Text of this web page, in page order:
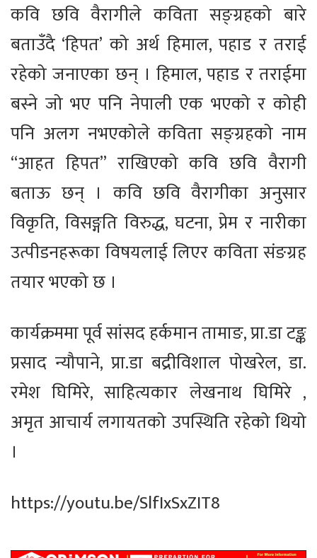
कवि छवि वैरागीले कविता सङ्ग्रहको बारे
बताउँदै ‘हिपत’ को अर्थ हिमाल, पहाड र तराई
रहेको जनाएका छन् । हिमाल, पहाड र तराईमा
बस्ने जो भए पनि नेपाली एक भएको र कोही
पनि अलग नभएकोले कविता सङ्ग्रहको नाम
“आहत हिपत” राखिएको कवि छवि वैरागी
बताऊ छन् । कवि छवि वैरागीका अनुसार
विकृति, विसङ्गति विरुद्ध, घटना, प्रेम र नारीका
उत्पीडनहरूका विषयलाई लिएर कविता संङग्रह
तयार भएको छ ।
कार्यक्रममा पूर्व सांसद हर्कमान तामाङ, प्रा.डा टङ्क
प्रसाद न्यौपाने, प्रा.डा बद्रीविशाल पोखरेल, डा.
रमेश घिमिरे, साहित्यकार लेखनाथ घिमिरे ,
अमृत आचार्य लगायतको उपस्थिति रहेको थियो
।
https://youtu.be/SlfIxSxZIT8